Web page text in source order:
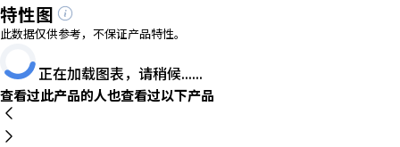
特性图
此数据仅供参考，不保证产品特性。
正在加载图表，请稍候......
查看过此产品的人也查看过以下产品